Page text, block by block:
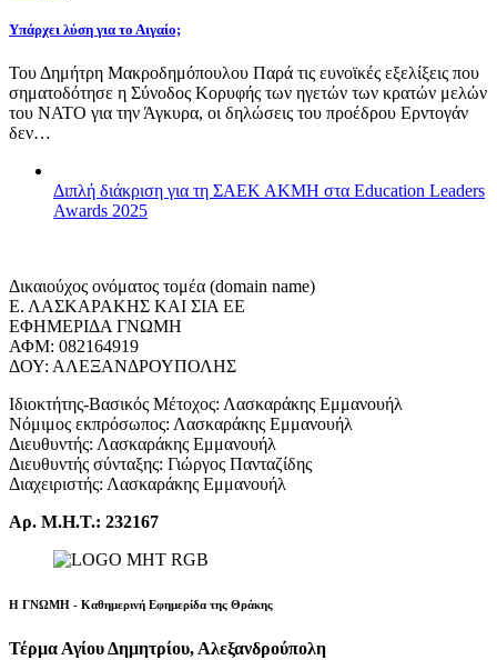
Υπάρχει λύση για το Αιγαίο;
Του Δημήτρη Μακροδημόπουλου Παρά τις ευνοϊκές εξελίξεις που
σηματοδότησε η Σύνοδος Κορυφής των ηγετών των κρατών μελών
του ΝΑΤΟ για την Άγκυρα, οι δηλώσεις του προέδρου Ερντογάν
δεν…
Διπλή διάκριση για τη ΣΑΕΚ ΑΚΜΗ στα Education Leaders
Awards 2025
Δικαιούχος ονόματος τομέα (domain name)
Ε. ΛΑΣΚΑΡΑΚΗΣ ΚΑΙ ΣΙΑ ΕΕ
ΕΦΗΜΕΡΙΔΑ ΓΝΩΜΗ
ΑΦΜ: 082164919
ΔΟΥ: ΑΛΕΞΑΝΔΡΟΥΠΟΛΗΣ
Ιδιοκτήτης-Βασικός Μέτοχος: Λασκαράκης Εμμανουήλ
Νόμιμος εκπρόσωπος: Λασκαράκης Εμμανουήλ
Διευθυντής: Λασκαράκης Εμμανουήλ
Διευθυντής σύνταξης: Γιώργος Πανταζίδης
Διαχειριστής: Λασκαράκης Εμμανουήλ
Αρ. Μ.Η.Τ.: 232167
Η ΓΝΩΜΗ - Καθημερινή Εφημερίδα της Θράκης
Τέρμα Αγίου Δημητρίου, Αλεξανδρούπολη